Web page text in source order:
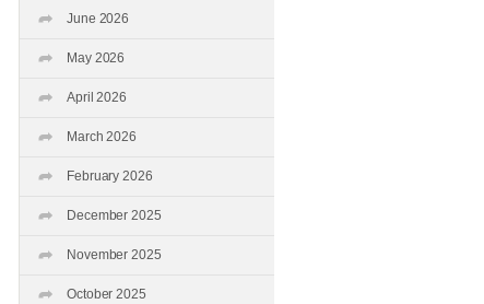
June 2026
May 2026
April 2026
March 2026
February 2026
December 2025
November 2025
October 2025